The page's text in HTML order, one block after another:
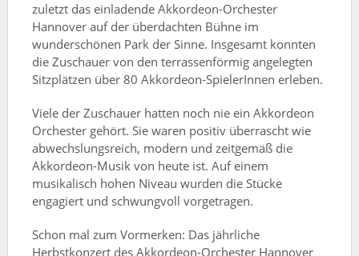
zuletzt das einladende Akkordeon-Orchester
Hannover auf der überdachten Bühne im
wunderschönen Park der Sinne. Insgesamt konnten
die Zuschauer von den terrassenförmig angelegten
Sitzplätzen über 80 Akkordeon-SpielerInnen erleben.
Viele der Zuschauer hatten noch nie ein Akkordeon
Orchester gehört. Sie waren positiv überrascht wie
abwechslungsreich, modern und zeitgemäß die
Akkordeon-Musik von heute ist. Auf einem
musikalisch hohen Niveau wurden die Stücke
engagiert und schwungvoll vorgetragen.
Schon mal zum Vormerken: Das jährliche
Herbstkonzert des Akkordeon-Orchester Hannover